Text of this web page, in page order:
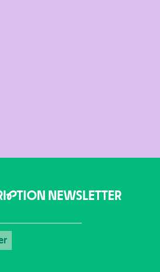
PTION NEWSLETTER